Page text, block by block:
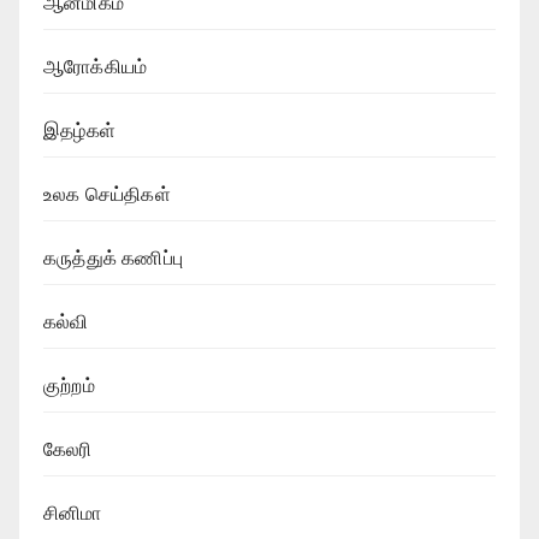
ஆரோக்கியம்
இதழ்கள்
உலக செய்திகள்
கருத்துக் கணிப்பு
கல்வி
குற்றம்
கேலரி
சினிமா